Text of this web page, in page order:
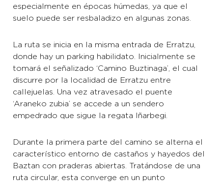
especialmente en épocas húmedas, ya que el
suelo puede ser resbaladizo en algunas zonas.
La ruta se inicia en la misma entrada de Erratzu,
donde hay un parking habilidato. Inicialmente se
tomará el señalizado ‘Camino Buztinaga’, el cual
discurre por la localidad de Erratzu entre
callejuelas. Una vez atravesado el puente
‘Araneko zubia’ se accede a un sendero
empedrado que sigue la regata Iñarbegi.
Durante la primera parte del camino se alterna el
característico entorno de castaños y hayedos del
Baztan con praderas abiertas. Tratándose de una
ruta circular, esta converge en un punto